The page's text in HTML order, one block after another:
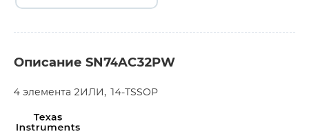
Описание SN74AC32PW
4 элемента 2ИЛИ, 14-TSSOP